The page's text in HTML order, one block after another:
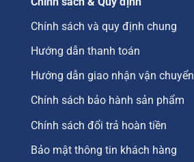
Chính sách và quy định chung
Hướng dẫn thanh toán
Hướng dẫn giao nhận vận chuyển
Chính sách bảo hành sản phẩm
Chính sách đổi trả hoàn tiền
Bảo mật thông tin khách hàng